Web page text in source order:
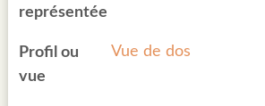
représentée
Profil ou
vue
Vue de dos